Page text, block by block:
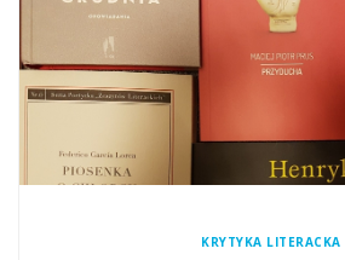
KRYTYKA LITERACKA